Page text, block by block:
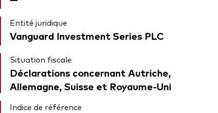
Entité juridique
Vanguard Investment Series PLC
Situation fiscale
Déclarations concernant Autriche,
Allemagne, Suisse et Royaume-Uni
Indice de référence